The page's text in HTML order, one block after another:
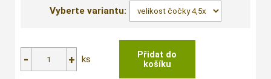
Vyberte variantu:
ks